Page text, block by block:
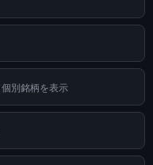
個別銘柄を表示